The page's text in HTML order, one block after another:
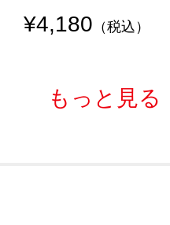
¥4,180 （税込）
もっと見る